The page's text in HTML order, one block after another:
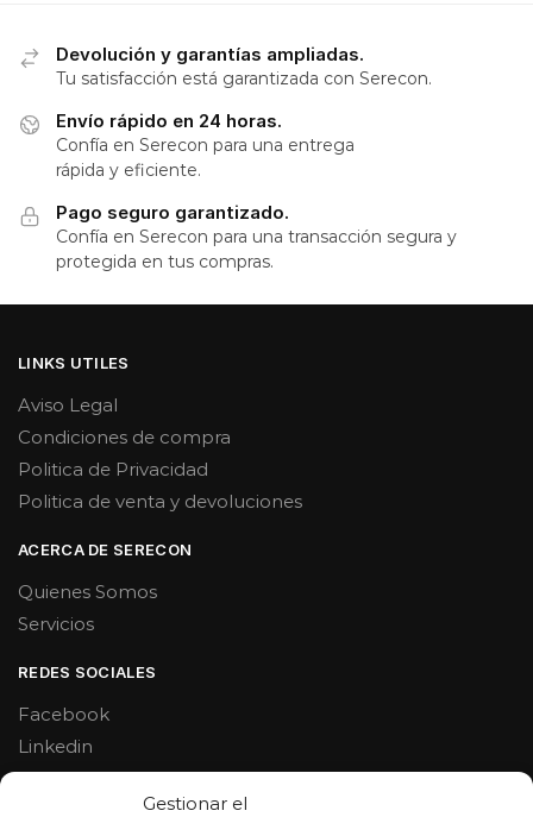
Gestionar el
Devolución y garantías ampliadas.
Tu satisfacción está garantizada con Serecon.
Envío rápido en 24 horas.
Confía en Serecon para una entrega
rápida y eficiente.
Pago seguro garantizado.
Confía en Serecon para una transacción segura y
protegida en tus compras.
LINKS UTILES
Aviso Legal
Condiciones de compra
Politica de Privacidad
Politica de venta y devoluciones
ACERCA DE SERECON
Quienes Somos
Servicios
REDES SOCIALES
Facebook
Linkedin
Youtube